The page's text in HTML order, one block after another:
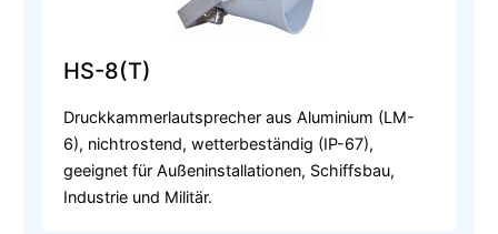
HS-8(T)
Druckkammerlautsprecher aus Aluminium (LM-
6), nichtrostend, wetterbeständig (IP-67),
geeignet für Außeninstallationen, Schiffsbau,
Industrie und Militär.